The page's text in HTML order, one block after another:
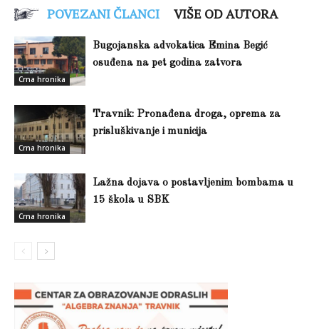
POVEZANI ČLANCI VIŠE OD AUTORA
Crna hronika
Bugojanska advokatica Emina Begić
osuđena na pet godina zatvora
Crna hronika
Travnik: Pronađena droga, oprema za
prisluškivanje i municija
Crna hronika
Lažna dojava o postavljenim bombama u
15 škola u SBK